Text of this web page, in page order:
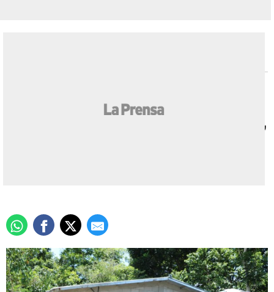
Amplían escuela Proheco
en la aldea La Guacamaya,